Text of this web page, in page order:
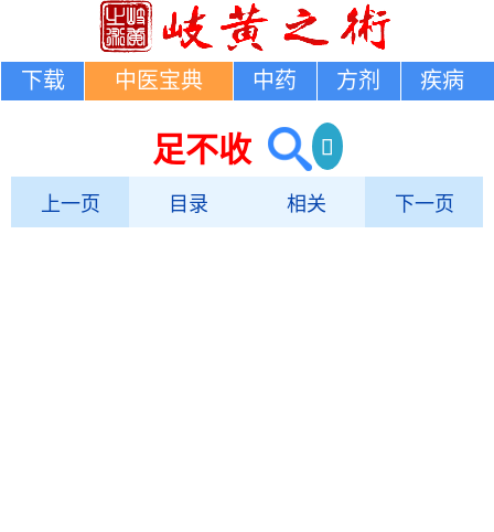
下载 中医宝典 中药 方剂 疾病
足不收
上一页 目录 相关 下一页